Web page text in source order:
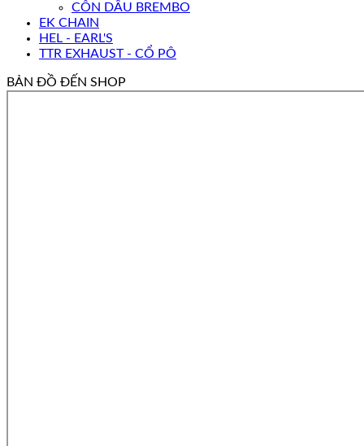
CÔN DẦU BREMBO
EK CHAIN
HEL - EARL'S
TTR EXHAUST - CỔ PÔ
BẢN ĐỒ ĐẾN SHOP